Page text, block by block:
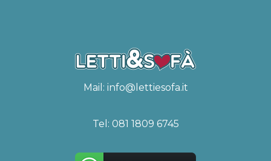
Mail: info@lettiesofa.it
Tel: 081 1809 6745